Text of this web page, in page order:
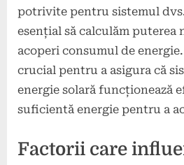
potrivite pentru sistemul
esențial să calculăm puterea
acoperi consumul de
crucial pentru a asigura că
energie solară funcționează
suficientă energie pentru a
Factorii care